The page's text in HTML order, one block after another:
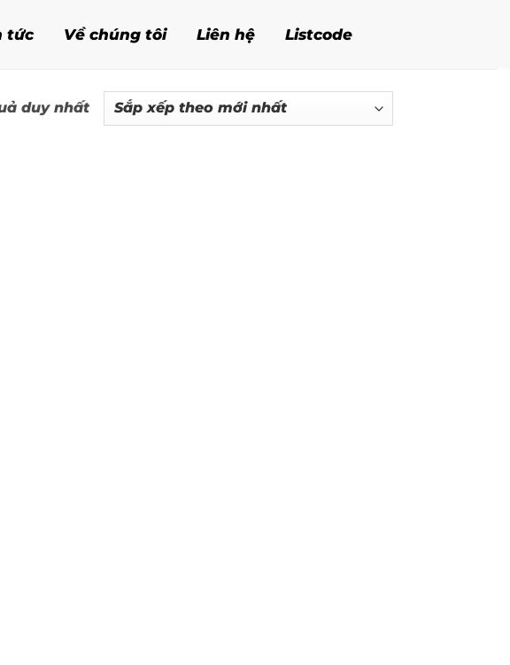
tức Về chúng tôi Liên hệ Listcode
duy nhất